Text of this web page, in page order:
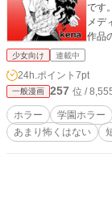
です
メデ
作品
絵柄
た。
第ア
いた
品が
少女向け 連載中
24h.ポイント 7pt
一般漫画 257 位 /
ホラー 学園ホラー
あまり怖くはない